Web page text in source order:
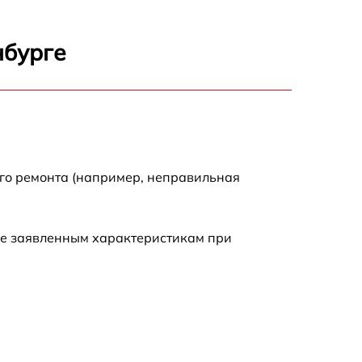
ремонта (например, неправильная
заявленным характеристикам при